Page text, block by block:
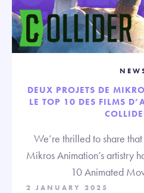
DEUX PROJETS DE
LE TOP 10 DES FILMS
We’re thrilled to share
Mikros Animation’s artistry
10 Animated
2 JANUARY 2025